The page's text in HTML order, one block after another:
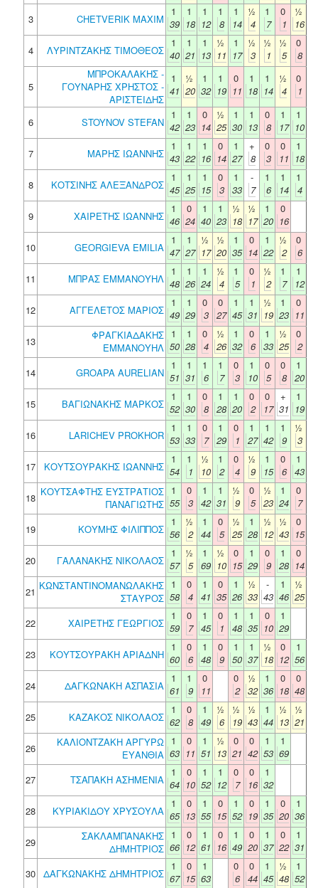
3
CHETVERIK MAXIM
1
39
1
18
1
12
1
8
1
14
½
4
1
7
0
1
½
16
4
ΛΥΡΙΝΤΖΑΚΗΣ ΤΙΜΟΘΕΟΣ
1
40
1
21
1
13
½
11
1
17
½
3
½
1
½
5
0
8
5
ΜΠΡΟΚΑΛΑΚΗΣ -
ΓΟΥΝΑΡΗΣ ΧΡΗΣΤΟΣ -
ΑΡΙΣΤΕΙΔΗΣ
1
41
½
20
1
32
1
19
0
11
1
18
1
14
½
4
0
1
6 STOYNOV STEFAN
1
42
1
23
0
14
½
25
1
30
1
13
0
8
1
17
1
10
7
ΜΑΡΗΣ ΙΩΑΝΝΗΣ
1
43
1
22
1
16
0
14
1
27
+
8
0
3
0
11
1
18
8
ΚΟΤΣΙΝΗΣ ΑΛΕΞΑΝΔΡΟΣ
1
45
1
25
1
15
0
3
1
33
-
7
1
6
1
14
1
4
9
ΧΑΙΡΕΤΗΣ ΙΩΑΝΝΗΣ
1
46
0
24
1
40
1
23
½
18
½
17
1
20
0
16
10
GEORGIEVA EMILIA
1
47
1
27
½
17
½
20
1
35
0
14
1
22
½
2
0
6
11
ΜΠΡΑΣ ΕΜΜΑΝΟΥΗΛ
1
48
1
26
1
24
½
4
1
5
0
1
½
2
1
7
1
12
12
ΑΓΓΕΛΕΤΟΣ ΜΑΡΙΟΣ
1
49
1
29
0
3
0
27
1
45
1
31
½
19
1
23
0
11
13
ΦΡΑΓΚΙΑΔΑΚΗΣ
ΕΜΜΑΝΟΥΗΛ
1
50
1
28
0
4
½
26
1
32
0
6
1
33
½
25
0
2
14
GROAPA AURELIAN
1
51
1
31
1
6
1
7
0
3
1
10
0
5
0
8
1
20
15
ΒΑΓΙΩΝΑΚΗΣ ΜΑΡΚΟΣ
1
52
1
30
0
8
1
28
1
20
0
2
0
17
+
31
1
19
16
LARICHEV PROKHOR
1
53
1
33
0
7
1
29
0
1
1
27
1
42
1
9
½
3
17
ΚΟΥΤΣΟΥΡΑΚΗΣ ΙΩΑΝΝΗΣ
1
54
1
1
½
10
1
2
0
4
½
9
1
15
0
6
1
43
18 ΚΟΥΤΣΑΦΤΗΣ ΕΥΣΤΡΑΤΙΟΣ
ΠΑΝΑΓΙΩΤΗΣ
1
55
0
3
1
42
1
31
½
9
0
5
½
23
1
24
0
7
19
ΚΟΥΜΗΣ ΦΙΛΙΠΠΟΣ
1
56
½
2
1
44
0
5
½
25
1
28
½
12
½
43
0
15
20
ΓΑΛΑΝΑΚΗΣ ΝΙΚΟΛΑΟΣ
1
57
½
5
1
69
½
10
0
15
1
29
0
9
1
28
0
14
21 ΚΩΝΣΤΑΝΤΙΝΟΜΑΝΩΛΑΚΗΣ
ΣΤΑΥΡΟΣ
1
58
0
4
1
41
0
35
1
26
½
33
-
43
1
46
½
25
22
ΧΑΙΡΕΤΗΣ ΓΕΩΡΓΙΟΣ
1
59
0
7
1
45
0
1
1
48
1
35
0
10
1
29
23
ΚΟΥΤΣΟΥΡΑΚΗ ΑΡΙΑΔΝΗ
1
60
0
6
1
48
0
9
1
50
1
37
½
18
0
12
1
56
24
ΔΑΓΚΩΝΑΚΗ ΑΣΠΑΣΙΑ
1
61
1
9
0
11
0
2
½
32
1
36
0
18
0
48
25
ΚΑΖΑΚΟΣ ΝΙΚΟΛΑΟΣ
1
62
0
8
1
49
½
6
½
19
½
43
1
44
½
13
½
21
26
ΚΑΛΙΟΝΤΖΑΚΗ ΑΡΓΥΡΩ
ΕΥΑΝΘΙΑ
1
63
0
11
1
51
½
13
0
21
0
42
1
53
1
69
27
ΤΣΑΠΑΚΗ ΑΣΗΜΕΝΙΑ
1
64
0
10
1
52
1
12
0
7
0
16
1
32
28
ΚΥΡΙΑΚΙΔΟΥ ΧΡΥΣΟΥΛΑ
1
65
0
13
1
55
0
15
1
52
0
19
1
35
0
20
1
36
29
ΣΑΚΛΑΜΠΑΝΑΚΗΣ
ΔΗΜΗΤΡΙΟΣ
1
66
0
12
1
61
0
16
1
49
0
20
1
37
0
22
1
31
30 ΔΑΓΚΩΝΑΚΗΣ ΔΗΜΗΤΡΙΟΣ
1
67
0
15
1
63
0
6
0
44
1
45
½
48
1
52